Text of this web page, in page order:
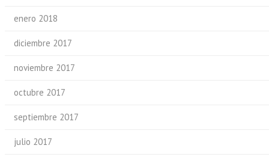
enero 2018
diciembre 2017
noviembre 2017
octubre 2017
septiembre 2017
julio 2017